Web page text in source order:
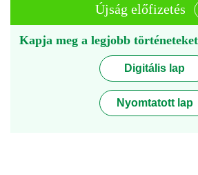
Újság előfizetés
Kapja meg a legjobb
Digitális lap
Nyomtatott lap